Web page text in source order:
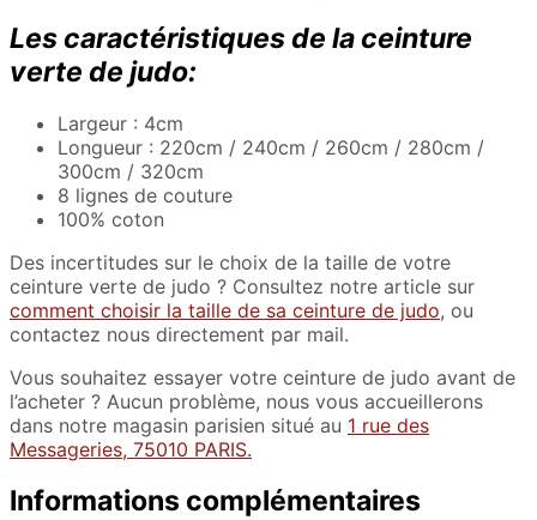
Les caractéristiques de la ceinture
verte de judo:
Largeur : 4cm
Longueur : 220cm / 240cm / 260cm / 280cm /
300cm / 320cm
8 lignes de couture
100% coton
Des incertitudes sur le choix de la taille de votre
ceinture verte de judo ? Consultez notre article sur
comment choisir la taille de sa ceinture de judo, ou
contactez nous directement par mail.
Vous souhaitez essayer votre ceinture de judo avant de
l’acheter ? Aucun problème, nous vous accueillerons
dans notre magasin parisien situé au 1 rue des
Messageries, 75010 PARIS.
Informations complémentaires